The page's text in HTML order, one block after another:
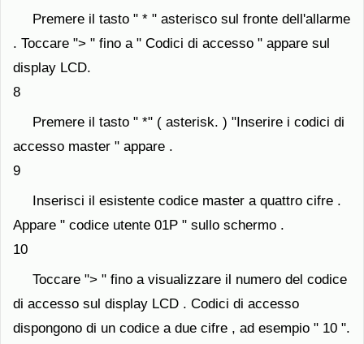
Premere il tasto " * " asterisco sul fronte dell'allarme
. Toccare "> " fino a " Codici di accesso " appare sul
display LCD.
8
Premere il tasto " *" ( asterisk. ) "Inserire i codici di
accesso master " appare .
9
Inserisci il esistente codice master a quattro cifre .
Appare " codice utente 01P " sullo schermo .
10
Toccare "> " fino a visualizzare il numero del codice
di accesso sul display LCD . Codici di accesso
dispongono di un codice a due cifre , ad esempio " 10 ".